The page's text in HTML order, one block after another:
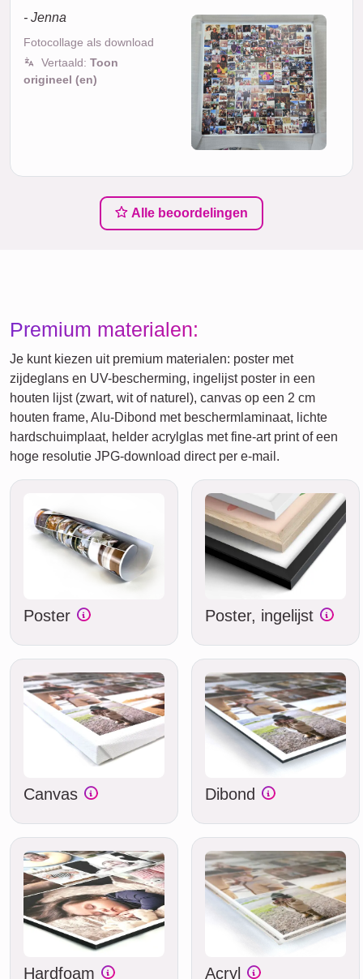
- Jenna
Fotocollage als download
Vertaald: Toon
origineel (en)
Alle beoordelingen
Premium materialen:
Je kunt kiezen uit premium materialen: poster met
zijdeglans en UV-bescherming, ingelijst poster in een
houten lijst (zwart, wit of naturel), canvas op een 2 cm
houten frame, Alu-Dibond met beschermlaminaat, lichte
hardschuimplaat, helder acrylglas met fine-art print of een
hoge resolutie JPG-download direct per e-mail.
Poster Poster, ingelijst
Canvas Dibond
Hardfoam Acryl